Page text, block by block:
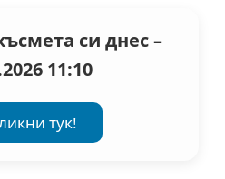
си днес –
11:10
тук!